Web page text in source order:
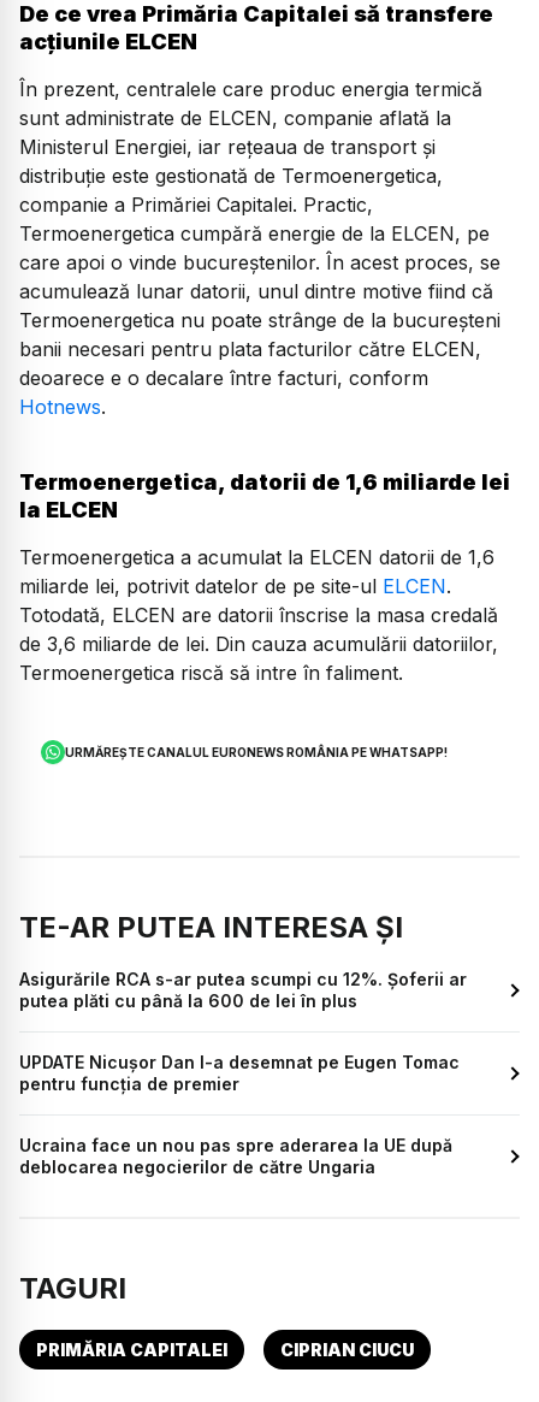
De ce vrea Primăria Capitalei să transfere
acțiunile ELCEN
În prezent, centralele care produc energia termică
sunt administrate de ELCEN, companie aflată la
Ministerul Energiei, iar rețeaua de transport și
distribuție este gestionată de Termoenergetica,
companie a Primăriei Capitalei. Practic,
Termoenergetica cumpără energie de la ELCEN, pe
care apoi o vinde bucureștenilor. În acest proces, se
acumulează lunar datorii, unul dintre motive fiind că
Termoenergetica nu poate strânge de la bucureșteni
banii necesari pentru plata facturilor către ELCEN,
deoarece e o decalare între facturi, conform
Hotnews.
Termoenergetica, datorii de 1,6 miliarde lei
la ELCEN
Termoenergetica a acumulat la ELCEN datorii de 1,6
miliarde lei, potrivit datelor de pe site-ul ELCEN.
Totodată, ELCEN are datorii înscrise la masa credală
de 3,6 miliarde de lei. Din cauza acumulării datoriilor,
Termoenergetica riscă să intre în faliment.
URMĂREȘTE CANALUL EURONEWS ROMÂNIA PE WHATSAPP!
TE-AR PUTEA INTERESA ȘI
Asigurările RCA s-ar putea scumpi cu 12%. Șoferii ar
putea plăti cu până la 600 de lei în plus
UPDATE Nicușor Dan l-a desemnat pe Eugen Tomac
pentru funcția de premier
Ucraina face un nou pas spre aderarea la UE după
deblocarea negocierilor de către Ungaria
TAGURI
PRIMĂRIA CAPITALEI CIPRIAN CIUCU